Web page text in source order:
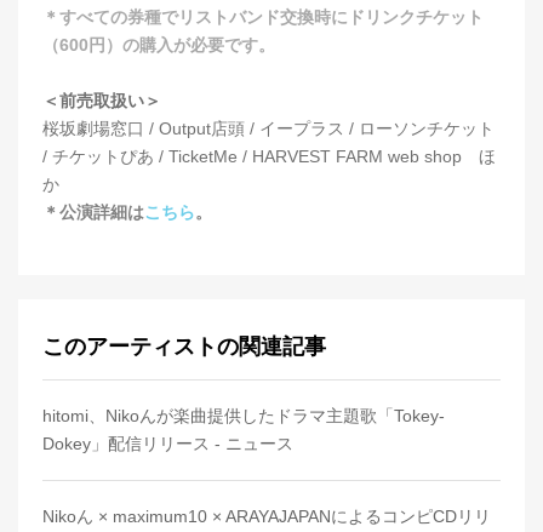
＊すべての券種でリストバンド交換時にドリンクチケット
（600円）の購入が必要です。
＜前売取扱い＞
桜坂劇場窓口 / Output店頭 / イープラス / ローソンチケット
/ チケットぴあ / TicketMe / HARVEST FARM web shop ほ
か
＊公演詳細はこちら。
このアーティストの関連記事
hitomi、Nikoんが楽曲提供したドラマ主題歌「Tokey-
Dokey」配信リリース - ニュース
Nikoん × maximum10 × ARAYAJAPANによるコンピCDリリ